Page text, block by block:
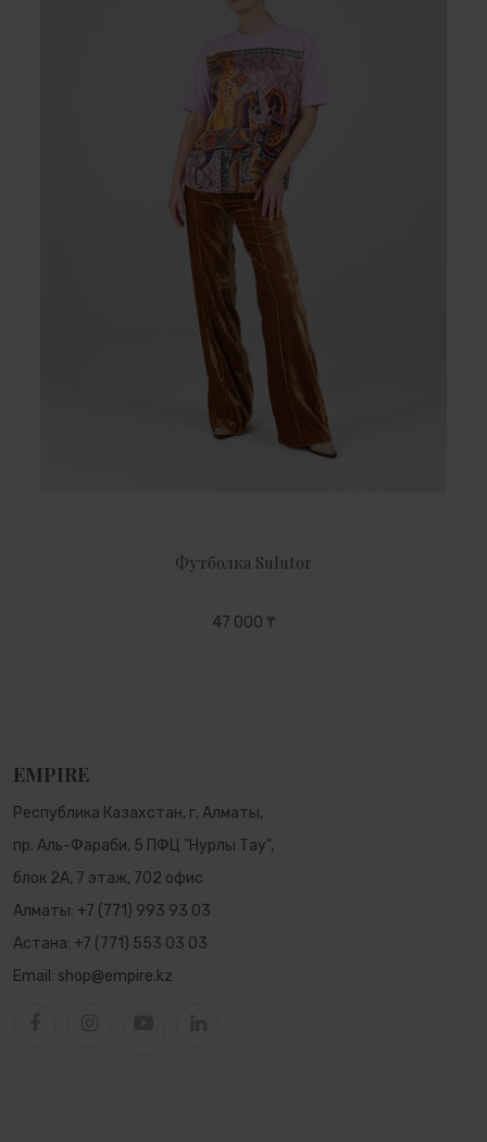
Футболка Sulutor
47 000 ₸
EMPIRE
Республика Казахстан, г. Алматы,
пр. Аль-Фараби, 5 ПФЦ "Нурлы Тау",
блок 2А, 7 этаж, 702 офис
Алматы: +7 (771) 993 93 03
Астана: +7 (771) 553 03 03
Email: shop@empire.kz